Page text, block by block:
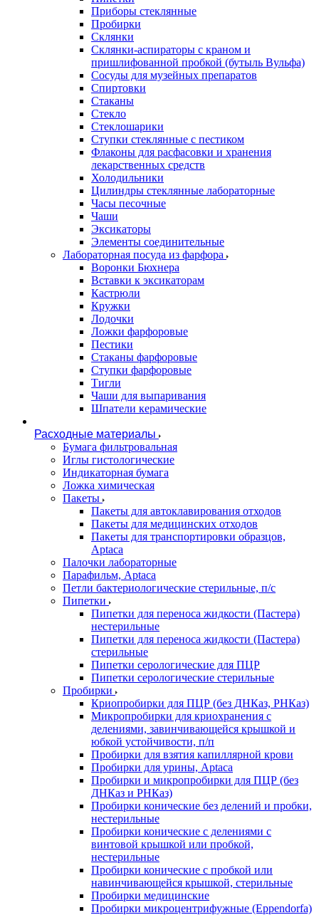
Приборы стеклянные
Пробирки
Склянки
Склянки-аспираторы с краном и
пришлифованной пробкой (бутыль Вульфа)
Сосуды для музейных препаратов
Спиртовки
Стаканы
Стекло
Стеклошарики
Ступки стеклянные с пестиком
Флаконы для расфасовки и хранения
лекарственных средств
Холодильники
Цилиндры стеклянные лабораторные
Часы песочные
Чаши
Эксикаторы
Элементы соединительные
Лабораторная посуда из фарфора
Воронки Бюхнера
Вставки к эксикаторам
Кастрюли
Кружки
Лодочки
Ложки фарфоровые
Пестики
Стаканы фарфоровые
Ступки фарфоровые
Тигли
Чаши для выпаривания
Шпатели керамические
Расходные материалы
Бумага фильтровальная
Иглы гистологические
Индикаторная бумага
Ложка химическая
Пакеты
Пакеты для автоклавирования отходов
Пакеты для медицинских отходов
Пакеты для транспортировки образцов,
Aptaca
Палочки лабораторные
Парафильм, Aptaca
Петли бактериологические стерильные, п/с
Пипетки
Пипетки для переноса жидкости (Пастера)
нестерильные
Пипетки для переноса жидкости (Пастера)
стерильные
Пипетки серологические для ПЦР
Пипетки серологические стерильные
Пробирки
Криопробирки для ПЦР (без ДНКаз, РНКаз)
Микропробирки для криохранения с
делениями, завинчивающейся крышкой и
юбкой устойчивости, п/п
Пробирки для взятия капиллярной крови
Пробирки для урины, Aptaca
Пробирки и микропробирки для ПЦР (без
ДНКаз и РНКаз)
Пробирки конические без делений и пробки,
нестерильные
Пробирки конические с делениями с
винтовой крышкой или пробкой,
нестерильные
Пробирки конические с пробкой или
навинчивающейся крышкой, стерильные
Пробирки медицинские
Пробирки микроцентрифужные (Eppendorfа)